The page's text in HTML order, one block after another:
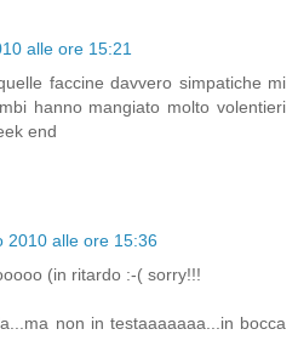
alle ore 15:21
faccine davvero simpatiche mi
hanno mangiato molto volentieri
end
2010 alle ore 15:36
(in ritardo :-( sorry!!!
non in testaaaaaaa...in bocca